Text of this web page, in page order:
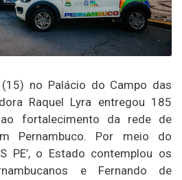
no Palácio do Campo das
Raquel Lyra entregou 185
fortalecimento da rede de
Pernambuco. Por meio do
PE’, o Estado contemplou os
e Fernando de